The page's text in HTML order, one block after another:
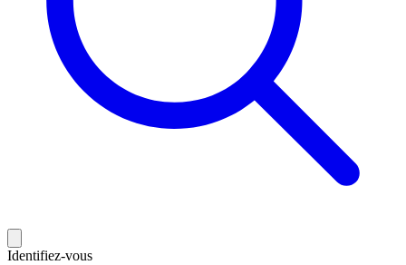
Identifiez-vous